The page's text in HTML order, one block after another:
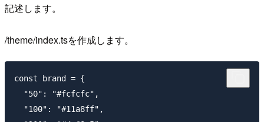
記述します。
/theme/index.tsを作成します。
const brand = {
  "50": "#fcfcfc",
  "100": "#11a8ff",